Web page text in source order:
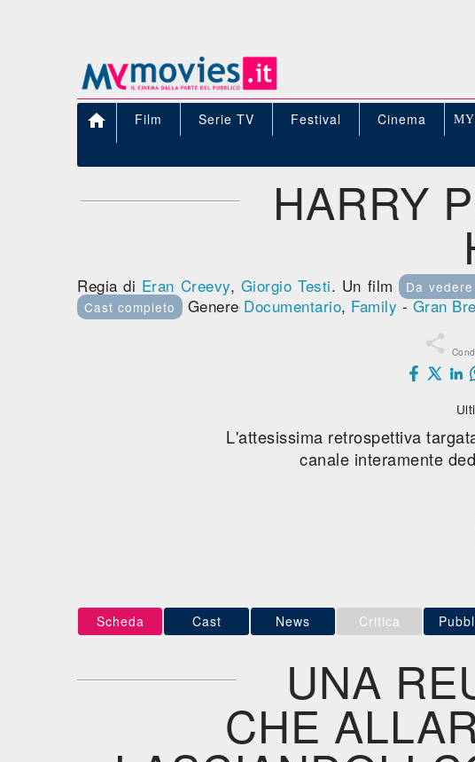
 Film Serie TV Festival Cinema
HARRY
Regia di Eran Creevy, Giorgio Testi. Un film Da
Cast completo Genere Documentario, Family -Gran

L'attesissima retrospettiva
canale interamente
Scheda Cast News Critica
UNA
CHE